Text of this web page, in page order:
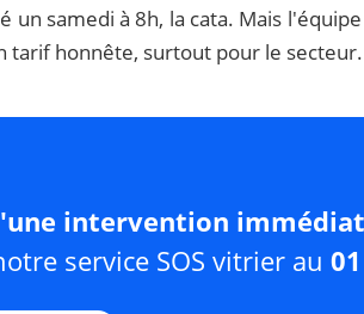
un samedi à 8h, la cata. Mais
tarif honnête, surtout pour le
intervention
service SOS vitrier au